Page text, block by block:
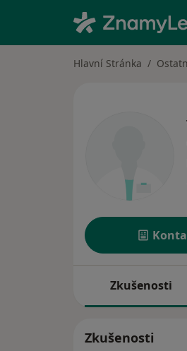
Hlavní Stránka
Zkušenosti
Zkušenosti